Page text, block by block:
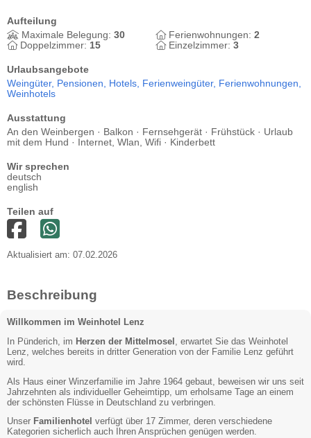
Aufteilung
Maximale Belegung: 30 Ferienwohnungen: 2
Doppelzimmer: 15 Einzelzimmer: 3
Urlaubsangebote
Weingüter, Pensionen, Hotels, Ferienweingüter, Ferienwohnungen,
Weinhotels
Ausstattung
An den Weinbergen · Balkon · Fernsehgerät · Frühstück · Urlaub
mit dem Hund · Internet, Wlan, Wifi · Kinderbett
Wir sprechen
deutsch
english
Teilen auf
Aktualisiert am: 07.02.2026
Beschreibung
Willkommen im Weinhotel Lenz
In Pünderich, im Herzen der Mittelmosel
, erwartet Sie das Weinhotel
Lenz, welches bereits in dritter Generation von der Familie Lenz geführt
wird.
Als Haus einer Winzerfamilie im Jahre 1964 gebaut, beweisen wir uns seit
Jahrzehnten als individueller Geheimtipp, um erholsame Tage an einem
der schönsten Flüsse in Deutschland zu verbringen.
Unser Familienhotel verfügt über 17 Zimmer, deren verschiedene
Kategorien sicherlich auch Ihren Ansprüchen genügen werden.